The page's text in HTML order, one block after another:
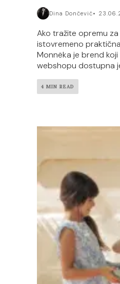
Dina Dončević
Ako tražite opremu
istovremeno
Monnëka je brend koji
webshopu dostupna
4 MIN READ